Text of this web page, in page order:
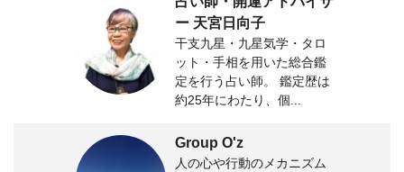
ー 天宮日向子
干支九星・九星気学・タロ
ット・手相を用いた総合鑑
定を行う占い師。 鑑定歴は
約25年にわたり、個...
Group O'z
人の心や行動のメカニズム